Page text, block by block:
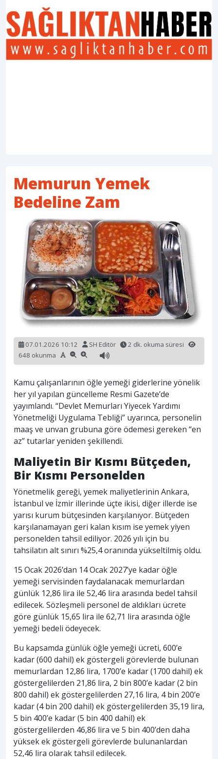
Memurun Yemek
Bedeline Zam
07.01.2026 10:12 SH Editör
2 dk. okuma süresi
648 okunma
Kamu çalışanlarının öğle yemeği giderlerine yönelik
her yıl yapılan güncelleme Resmi Gazete’de
yayımlandı. “Devlet Memurları Yiyecek Yardımı
Yönetmeliği Uygulama Tebliği” uyarınca, personelin
maaş ve unvan grubuna göre ödemesi gereken “en
az” tutarlar yeniden şekillendi.
Maliyetin Bir Kısmı Bütçeden,
Bir Kısmı Personelden
Yönetmelik gereği, yemek maliyetlerinin Ankara,
İstanbul ve İzmir illerinde üçte ikisi, diğer illerde ise
yarısı kurum bütçesinden karşılanıyor. Bütçeden
karşılanamayan geri kalan kısım ise yemek yiyen
personelden tahsil ediliyor. 2026 yılı için bu
tahsilatın alt sınırı %25,4 oranında yükseltilmiş oldu.
15 Ocak 2026’dan 14 Ocak 2027’ye kadar öğle
yemeği servisinden faydalanacak memurlardan
günlük 12,86 lira ile 52,46 lira arasında bedel tahsil
edilecek. Sözleşmeli personel de aldıkları ücrete
göre günlük 15,65 lira ile 62,71 lira arasında öğle
yemeği bedeli ödeyecek.
Bu kapsamda günlük öğle yemeği ücreti, 600’e
kadar (600 dahil) ek göstergeli görevlerde bulunan
memurlardan 12,86 lira, 1700’e kadar (1700 dahil) ek
göstergelilerden 21,86 lira, 2 bin 800’e kadar (2 bin
800 dahil) ek göstergelilerden 27,16 lira, 4 bin 200’e
kadar (4 bin 200 dahil) ek göstergelilerden 35,19 lira,
5 bin 400’e kadar (5 bin 400 dahil) ek
göstergelilerden 46,86 lira ve 5 bin 400’den daha
yüksek ek göstergeli görevlerde bulunanlardan
52,46 lira olarak tahsil edilecek.